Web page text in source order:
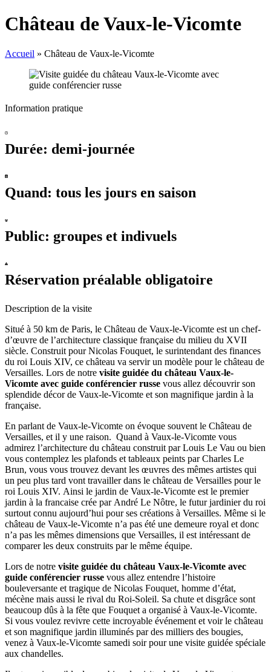
Château de Vaux-le-Vicomte
Accueil » Château de Vaux-le-Vicomte
Information pratique
Durée: demi-journée
Quand: tous les jours en saison
Public: groupes et indivuels
Réservation préalable obligatoire
Description de la visite
Situé à 50 km de Paris, le Château de Vaux-le-Vicomte est un chef-
d’œuvre de l’architecture classique française du milieu du XVII
siècle. Construit pour Nicolas Fouquet, le surintendant des finances
du roi Louis XIV, ce château va servir un modèle pour le château de
Versailles. Lors de notre visite guidée du château Vaux-le-
Vicomte avec guide conférencier russe vous allez découvrir son
splendide décor de Vaux-le-Vicomte et son magnifique jardin à la
française.
En parlant de Vaux-le-Vicomte on évoque souvent le Château de
Versailles, et il y une raison. Quand à Vaux-le-Vicomte vous
admirez l’architecture du château construit par Louis Le Vau ou bien
vous contemplez les plafonds et tableaux peints par Charles Le
Brun, vous vous trouvez devant les œuvres des mêmes artistes qui
un peu plus tard vont travailler dans le château de Versailles pour le
roi Louis XIV. Ainsi le jardin de Vaux-le-Vicomte est le premier
jardin à la francaise crée par André Le Nôtre, le futur jardinier du roi
surtout connu aujourd’hui pour ses créations à Versailles. Même si le
château de Vaux-le-Vicomte n’a pas été une demeure royal et donc
n’a pas les mêmes dimensions que Versailles, il est intéressant de
comparer les deux construits par le même équipe.
Lors de notre visite guidée du château Vaux-le-Vicomte avec
guide conférencier russe vous allez entendre l’histoire
bouleversante et tragique de Nicolas Fouquet, homme d’état,
mécène mais aussi le rival du Roi-Soleil. Sa chute et disgrâce sont
beaucoup dûs à la fête que Fouquet a organisé à Vaux-le-Vicomte.
Si vous voulez revivre cette incroyable événement et voir le château
et son magnifique jardin illuminés par des milliers des bougies,
venez à Vaux-le-Vicomte samedi soir pour une visite guidée spéciale
aux chandelles.